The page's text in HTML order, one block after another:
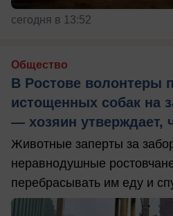
сегодня в 13:52
Общество
В Ростове волонтеры
истощенных собак на
— хозяин утверждает,
Животные заперты за
неравнодушные
перебрасывать им еду и